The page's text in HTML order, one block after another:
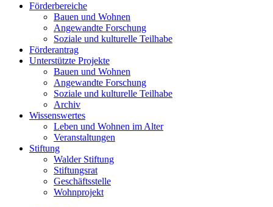
Förderbereiche
Bauen und Wohnen
Ange­wand­te For­schung
Soziale und kulturelle Teilhabe
Förderantrag
Unterstützte Projekte
Bauen und Wohnen
Ange­wand­te For­schung
Soziale und kulturelle Teilhabe
Archiv
Wissenswertes
Leben und Wohnen im Alter
Veranstaltungen
Stiftung
Walder Stiftung
Stiftungsrat
Geschäftsstelle
Wohnprojekt